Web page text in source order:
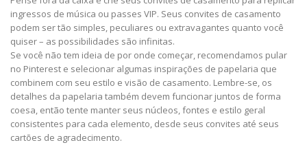
ingressos de música ou passes VIP. Seus convites de casamento
podem ser tão simples, peculiares ou extravagantes quanto você
quiser – as possibilidades são infinitas.
Se você não tem ideia de por onde começar, recomendamos pular
no Pinterest e selecionar algumas inspirações de papelaria que
combinem com seu estilo e visão de casamento. Lembre-se, os
detalhes da papelaria também devem funcionar juntos de forma
coesa, então tente manter seus núcleos, fontes e estilo geral
consistentes para cada elemento, desde seus convites até seus
cartões de agradecimento.